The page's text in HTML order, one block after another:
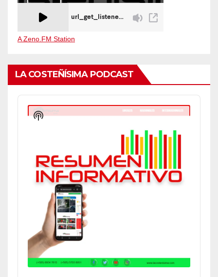
A Zeno.FM Station
LA COSTEÑÍSIMA PODCAST
Audio
Player
Show